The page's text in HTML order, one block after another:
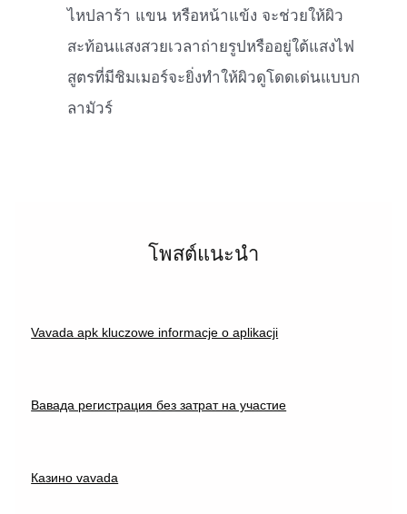
ไหปลาร้า แขน หรือหน้าแข้ง จะช่วยให้ผิว
สะท้อนแสงสวยเวลาถ่ายรูปหรืออยู่ใต้แสงไฟ
สูตรที่มีชิมเมอร์จะยิ่งทำให้ผิวดูโดดเด่นแบบก
ลามัวร์
โพสต์แนะนำ
Vavada apk kluczowe informacje o aplikacji
Вавада регистрация без затрат на участие
Казино vavada